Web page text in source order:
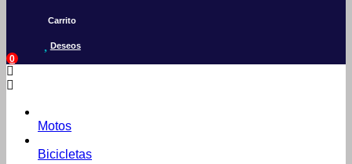
Carrito
Deseos
0
Motos
Bicicletas